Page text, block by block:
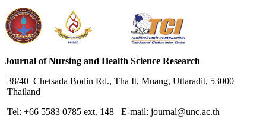
Journal of Nursing and Health Science Research
38/40 Chetsada Bodin Rd., Tha It, Muang, Uttaradit, 53000
Thailand
Tel: +66 5583 0785 ext. 148 E-mail: journal@unc.ac.th